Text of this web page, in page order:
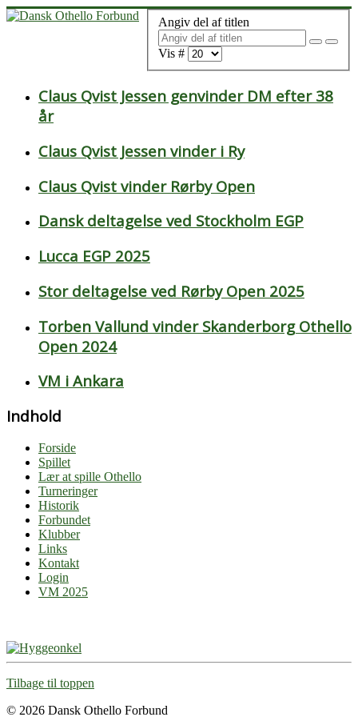
Angiv del af titlen
Vis #
Claus Qvist Jessen genvinder DM efter 38
år
Claus Qvist Jessen vinder i Ry
Claus Qvist vinder Rørby Open
Dansk deltagelse ved Stockholm EGP
Lucca EGP 2025
Stor deltagelse ved Rørby Open 2025
Torben Vallund vinder Skanderborg Othello
Open 2024
VM i Ankara
Indhold
Forside
Spillet
Lær at spille Othello
Turneringer
Historik
Forbundet
Klubber
Links
Kontakt
Login
VM 2025
Tilbage til toppen
© 2026 Dansk Othello Forbund